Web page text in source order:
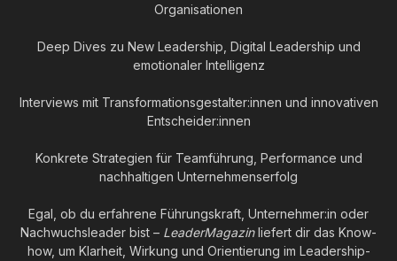
Organisationen
Deep Dives zu New Leadership, Digital Leadership und
emotionaler Intelligenz
Interviews mit Transformationsgestalter:innen und innovativen
Entscheider:innen
Konkrete Strategien für Teamführung, Performance und
nachhaltigen Unternehmenserfolg
Egal, ob du erfahrene Führungskraft, Unternehmer:in oder
Nachwuchsleader bist – LeaderMagazinliefert dir das Know-
how, um Klarheit, Wirkung und Orientierung im Leadership-